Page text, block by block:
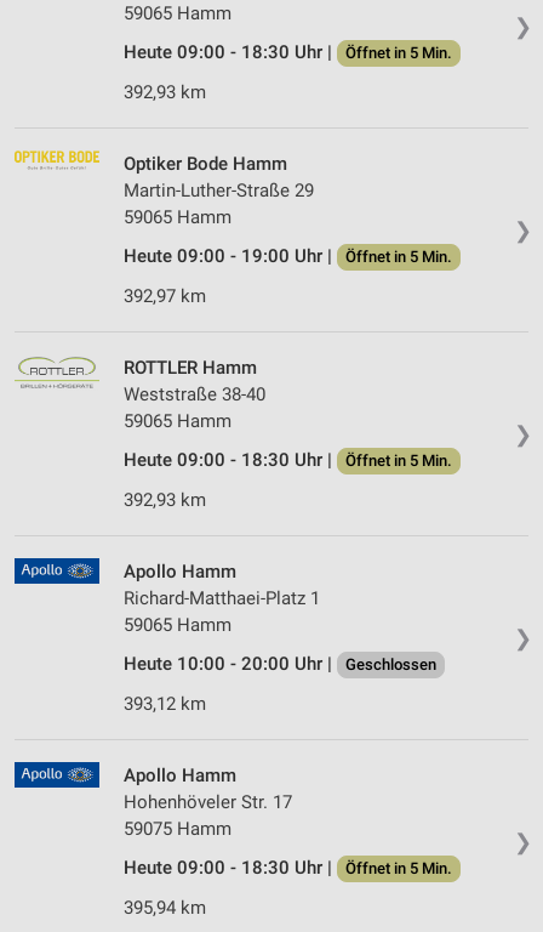
❯
59065 Hamm
Heute 09:00 - 18:30 Uhr |
Öffnet in 5 Min.
392,93 km
❯
Optiker Bode Hamm
Martin-Luther-Straße 29
59065 Hamm
Heute 09:00 - 19:00 Uhr |
Öffnet in 5 Min.
392,97 km
❯
ROTTLER Hamm
Weststraße 38-40
59065 Hamm
Heute 09:00 - 18:30 Uhr |
Öffnet in 5 Min.
392,93 km
❯
Apollo Hamm
Richard-Matthaei-Platz 1
59065 Hamm
Heute 10:00 - 20:00 Uhr |
Geschlossen
393,12 km
❯
Apollo Hamm
Hohenhöveler Str. 17
59075 Hamm
Heute 09:00 - 18:30 Uhr |
Öffnet in 5 Min.
395,94 km